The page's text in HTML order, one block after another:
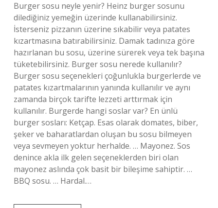
Burger sosu neyle yenir? Heinz burger sosunu
dilediğiniz yemeğin üzerinde kullanabilirsiniz.
İsterseniz pizzanın üzerine sıkabilir veya patates
kızartmasına batırabilirsiniz. Damak tadınıza göre
hazırlanan bu sosu, üzerine sürerek veya tek başına
tüketebilirsiniz. Burger sosu nerede kullanılır?
Burger sosu seçenekleri çoğunlukla burgerlerde ve
patates kızartmalarının yanında kullanılır ve aynı
zamanda birçok tarifte lezzeti arttırmak için
kullanılır. Burgerde hangi soslar var? En ünlü
burger sosları: Ketçap. Esas olarak domates, biber,
şeker ve baharatlardan oluşan bu sosu bilmeyen
veya sevmeyen yoktur herhalde. … Mayonez. Sos
denince akla ilk gelen seçeneklerden biri olan
mayonez aslında çok basit bir bileşime sahiptir. …
BBQ sosu. … Hardal.…